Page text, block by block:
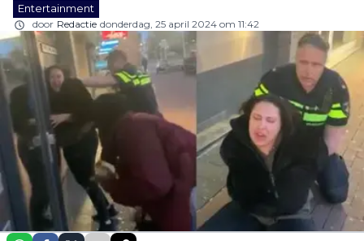
Entertainment
door Redactie donderdag, 25 april 2024 om 11:42